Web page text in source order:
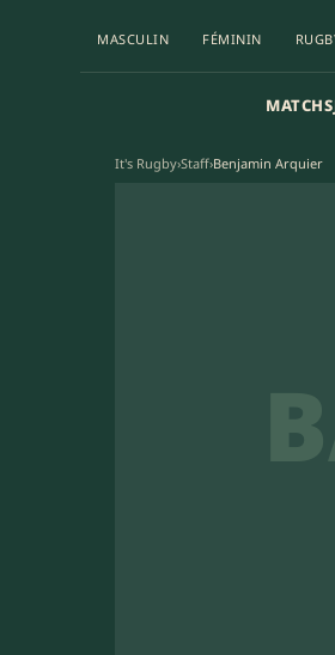
MASCULIN FÉMININ
MATCHS
It's Rugby›Staff›Benjamin Arquier